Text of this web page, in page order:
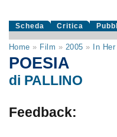
Scheda Critica
Home » Film » 2005 » In
POESIA
di PALLINO
Feedback: